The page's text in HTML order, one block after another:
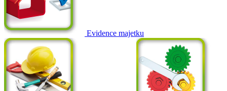
Evidence majetku